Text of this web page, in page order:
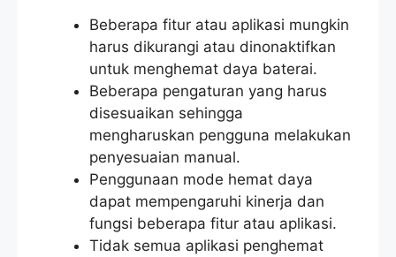
Beberapa fitur atau aplikasi mungkin
harus dikurangi atau dinonaktifkan
untuk menghemat daya baterai.
Beberapa pengaturan yang harus
disesuaikan sehingga
mengharuskan pengguna melakukan
penyesuaian manual.
Penggunaan mode hemat daya
dapat mempengaruhi kinerja dan
fungsi beberapa fitur atau aplikasi.
Tidak semua aplikasi penghemat